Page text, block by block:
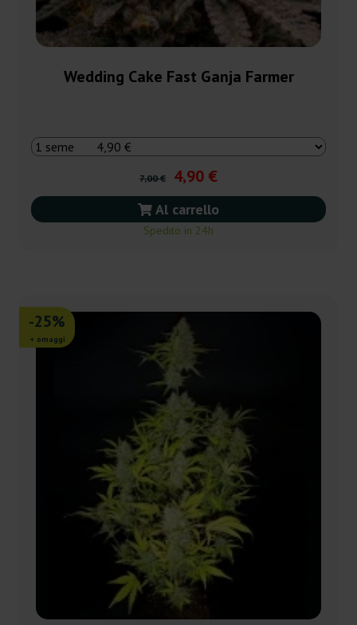
Wedding Cake Fast Ganja Farmer
7,00 € 4,90 €
Al carrello
Spedito in 24h
-25%
+ omaggi